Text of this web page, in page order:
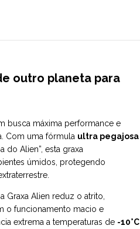
outro planeta para
busca máxima performance e
Com uma fórmula ultra pegajosa
do Alien”, esta graxa
úmidos, protegendo
, a Graxa Alien reduz o atrito,
o funcionamento macio e
extrema a temperaturas de -10°C